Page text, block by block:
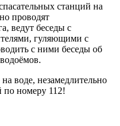
станций на
проводят
ведут беседы с
гуляющими с
с ними беседы об
воде, незамедлительно
по номеру 112!